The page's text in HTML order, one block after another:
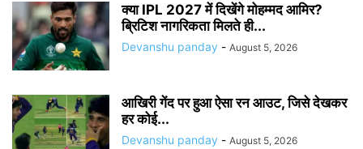
क्या IPL 2027 में दिखेंगे मोहम्मद आमिर?
ब्रिटिश नागरिकता मिलते ही...
Devanshu panday - August 5, 2026
आखिरी गेंद पर हुआ ऐसा रन आउट, जिसे देखकर
हर कोई...
Devanshu panday - August 5, 2026